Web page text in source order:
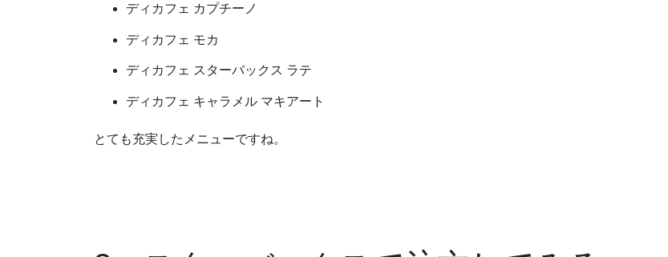
ディカフェ カプチーノ
ディカフェ モカ
ディカフェ スターバックス ラテ
ディカフェ キャラメル マキアート
とても充実したメニューですね。